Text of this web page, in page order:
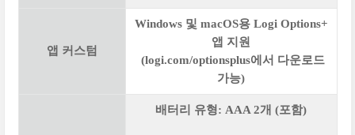
앱 커스텀
Windows 및 macOS용 Logi Options+
앱 지원
(logi.com/optionsplus에서 다운로드
가능)
배터리 유형: AAA 2개 (포함)